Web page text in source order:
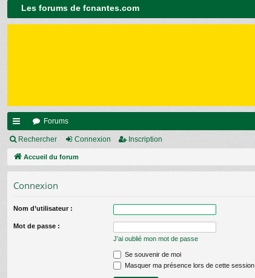
Les forums de fcnantes.com
ac
co
s
Forums
Rechercher Connexion Inscription
Accueil du forum
Connexion
Nom d’utilisateur :
Mot de passe :
J’ai oublié mon mot de passe
Se souvenir de moi
Masquer ma présence lors de cette session